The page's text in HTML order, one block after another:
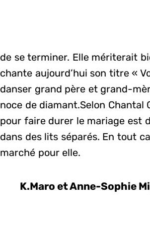
de se terminer. Elle mériterait
chante aujourd’hui son titre «
danser grand père et grand-
noce de diamant.Selon Chantal
pour faire durer le mariage est
dans des lits séparés. En tout
marché pour elle.
K.Maro et Anne-Sophie